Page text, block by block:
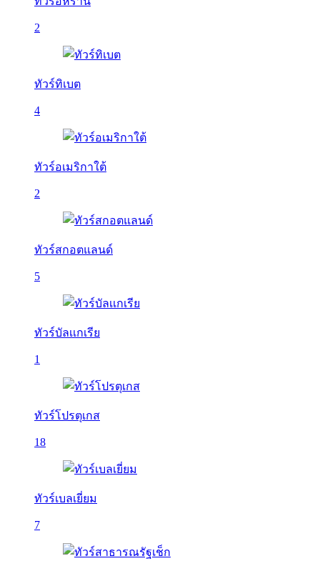
2
ทัวร์ทิเบต
4
ทัวร์อเมริกาใต้
2
ทัวร์สกอตแลนด์
5
ทัวร์บัลเเกเรีย
1
ทัวร์โปรตุเกส
18
ทัวร์เบลเยี่ยม
7